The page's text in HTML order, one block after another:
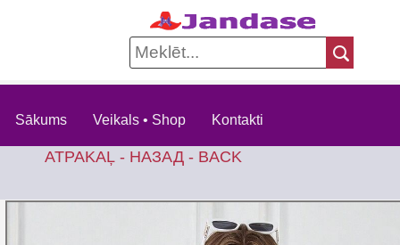
Sākums Veikals • Shop Kontakti
ATPAKAĻ - НАЗАД - BACK